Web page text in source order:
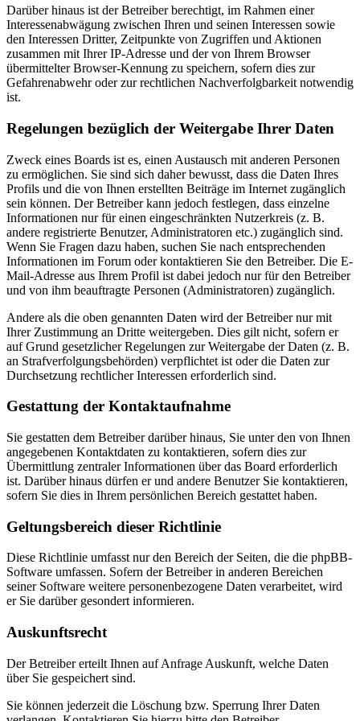
Darüber hinaus ist der Betreiber berechtigt, im Rahmen einer
Interessenabwägung zwischen Ihren und seinen Interessen sowie
den Interessen Dritter, Zeitpunkte von Zugriffen und Aktionen
zusammen mit Ihrer IP-Adresse und der von Ihrem Browser
übermittelter Browser-Kennung zu speichern, sofern dies zur
Gefahrenabwehr oder zur rechtlichen Nachverfolgbarkeit notwendig
ist.
Regelungen bezüglich der Weitergabe Ihrer Daten
Zweck eines Boards ist es, einen Austausch mit anderen Personen
zu ermöglichen. Sie sind sich daher bewusst, dass die Daten Ihres
Profils und die von Ihnen erstellten Beiträge im Internet zugänglich
sein können. Der Betreiber kann jedoch festlegen, dass einzelne
Informationen nur für einen eingeschränkten Nutzerkreis (z. B.
andere registrierte Benutzer, Administratoren etc.) zugänglich sind.
Wenn Sie Fragen dazu haben, suchen Sie nach entsprechenden
Informationen im Forum oder kontaktieren Sie den Betreiber. Die E-
Mail-Adresse aus Ihrem Profil ist dabei jedoch nur für den Betreiber
und von ihm beauftragte Personen (Administratoren) zugänglich.
Andere als die oben genannten Daten wird der Betreiber nur mit
Ihrer Zustimmung an Dritte weitergeben. Dies gilt nicht, sofern er
auf Grund gesetzlicher Regelungen zur Weitergabe der Daten (z. B.
an Strafverfolgungsbehörden) verpflichtet ist oder die Daten zur
Durchsetzung rechtlicher Interessen erforderlich sind.
Gestattung der Kontaktaufnahme
Sie gestatten dem Betreiber darüber hinaus, Sie unter den von Ihnen
angegebenen Kontaktdaten zu kontaktieren, sofern dies zur
Übermittlung zentraler Informationen über das Board erforderlich
ist. Darüber hinaus dürfen er und andere Benutzer Sie kontaktieren,
sofern Sie dies in Ihrem persönlichen Bereich gestattet haben.
Geltungsbereich dieser Richtlinie
Diese Richtlinie umfasst nur den Bereich der Seiten, die die phpBB-
Software umfassen. Sofern der Betreiber in anderen Bereichen
seiner Software weitere personenbezogene Daten verarbeitet, wird
er Sie darüber gesondert informieren.
Auskunftsrecht
Der Betreiber erteilt Ihnen auf Anfrage Auskunft, welche Daten
über Sie gespeichert sind.
Sie können jederzeit die Löschung bzw. Sperrung Ihrer Daten